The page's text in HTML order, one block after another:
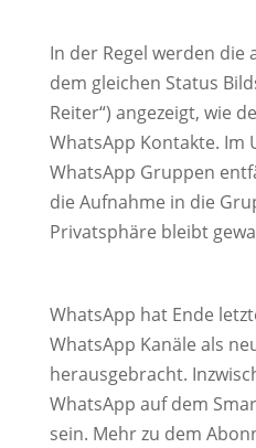
In der Regel werden
dem gleichen Status
Reiter“) angezeigt, wie
WhatsApp Kontakte. Im
WhatsApp Gruppen
die Aufnahme in die
Privatsphäre bleibt
WhatsApp hat Ende
WhatsApp Kanäle als
herausgebracht.
WhatsApp auf dem
sein. Mehr zu dem